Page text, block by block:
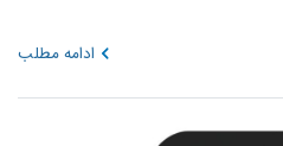
ادامه مطلب